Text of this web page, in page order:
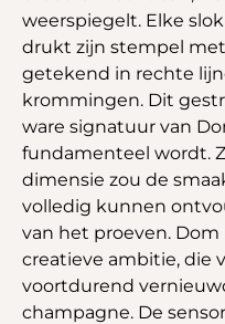
weerspiegelt. Elke
drukt zijn stempel
getekend in rechte
krommingen. Dit
ware signatuur van
fundamenteel wordt.
dimensie zou de
volledig kunnen
van het proeven.
creatieve ambitie, die
voortdurend
champagne. De